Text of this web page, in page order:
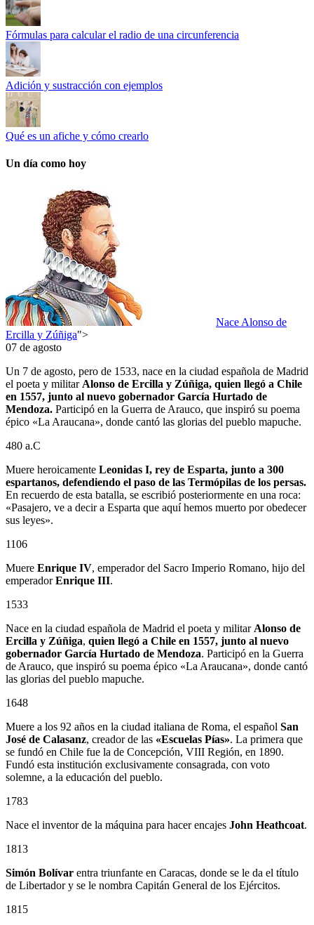
Fórmulas para calcular el radio de una circunferencia
Adición y sustracción con ejemplos
Qué es un afiche y cómo crearlo
Un día como hoy
Nace Alonso de
Ercilla y Zúñiga">
07 de agosto
Un 7 de agosto, pero de 1533, nace en la ciudad española de Madrid
el poeta y militar Alonso de Ercilla y Zúñiga, quien llegó a Chile
en 1557, junto al nuevo gobernador García Hurtado de
Mendoza. Participó en la Guerra de Arauco, que inspiró su poema
épico «La Araucana», donde cantó las glorias del pueblo mapuche.
480 a.C
Muere heroicamente Leonidas I, rey de Esparta, junto a 300
espartanos, defendiendo el paso de las Termópilas de los persas.
En recuerdo de esta batalla, se escribió posteriormente en una roca:
«Pasajero, ve a decir a Esparta que aquí hemos muerto por obedecer
sus leyes».
1106
Muere Enrique IV, emperador del Sacro Imperio Romano, hijo del
emperadorEnrique III.
1533
Nace en la ciudad española de Madrid el poeta y militar Alonso de
Ercilla y Zúñiga, quien llegó a Chile en 1557, junto al nuevo
gobernador García Hurtado de Mendoza. Participó en la Guerra
de Arauco, que inspiró su poema épico «La Araucana», donde cantó
las glorias del pueblo mapuche.
1648
Muere a los 92 años en la ciudad italiana de Roma, el español San
José de Calasanz, creador de las «Escuelas Pías». La primera que
se fundó en Chile fue la de Concepción, VIII Región, en 1890.
Fundó esta institución exclusivamente consagrada, con voto
solemne, a la educación del pueblo.
1783
Nace el inventor de la máquina para hacer encajes John Heathcoat.
1813
Simón Bolívar entra triunfante en Caracas, donde se le da el título
de Libertador y se le nombra Capitán General de los Ejércitos.
1815